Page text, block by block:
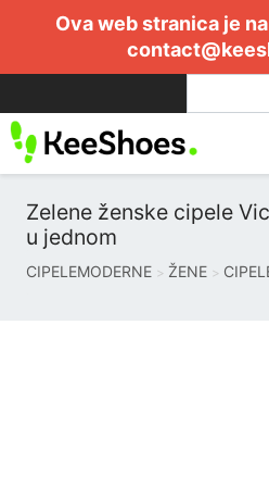
Ova web stranica je
Zelene ženske cipele
u jednom
CIPELEMODERNE ŽENE